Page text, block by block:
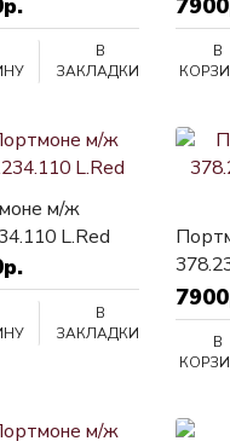
В
ЗАКЛАДКИ
В
м/ж
L.Red
В
ЗАКЛАДКИ
В